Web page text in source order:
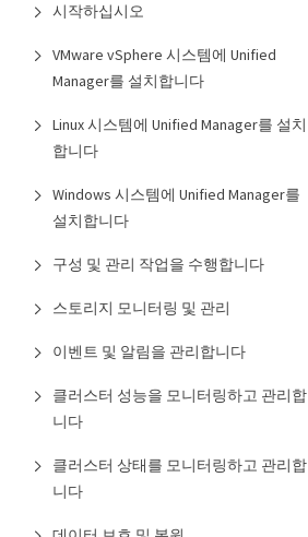
시작하십시오
VMware vSphere 시스템에 Unified
Manager를 설치합니다
Linux 시스템에 Unified Manager를 설치
합니다
Windows 시스템에 Unified Manager를
설치합니다
구성 및 관리 작업을 수행합니다
스토리지 모니터링 및 관리
이벤트 및 알림을 관리합니다
클러스터 성능을 모니터링하고 관리합
니다
클러스터 상태를 모니터링하고 관리합
니다